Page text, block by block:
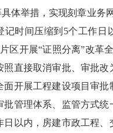
体举措，实现刻章业务
时间压缩到5个工作日
区开展“证照分离”改革
直接取消审批、审批
开展工程建设项目审
管理体系、监管方式
以内，房建市政工程